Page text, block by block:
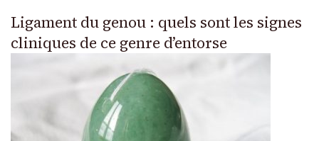
Ligament du genou : quels sont les signes
cliniques de ce genre d’entorse